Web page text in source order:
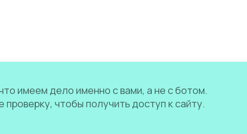
имеем дело именно с вами, а не с ботом.
чтобы получить доступ к сайту.